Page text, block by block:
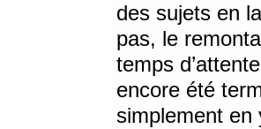
des sujets en
pas, le
temps
encore été
simplement en